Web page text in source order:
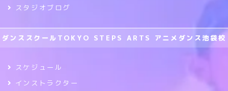
スタジオブログ
ダンススクールTOKYO STEPS ARTS アニメダンス池袋校
スケジュール
インストラクター